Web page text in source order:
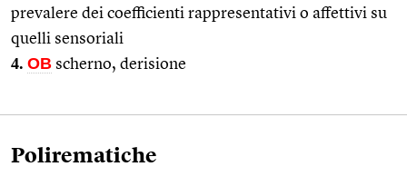
prevalere dei coefficienti rappresentativi o affettivi su
quelli sensoriali
4. OB scherno, derisione
Polirematiche